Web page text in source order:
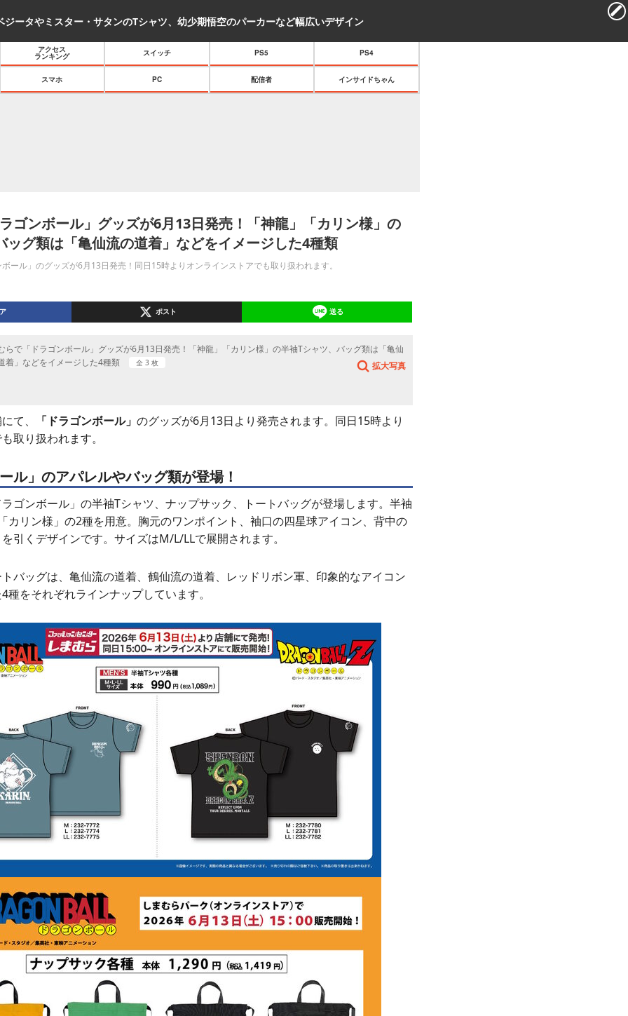
アクセス
ランキング
スイッチ PS5 PS4
スマホ PC 配信者 インサイドちゃん
ゴンボール」グッズが6月13日発売！「神龍」「カリン様」の
ッグ類は「亀仙流の道着」などをイメージした4種類
ール」のグッズが6月13日発売！同日15時よりオンラインストアでも取り扱われます。
ポスト 送る
らで「ドラゴンボール」グッズが6月13日発売！「神龍」「カリン様」の半袖Tシャツ、バッグ類は「亀仙
着」などをイメージした4種類
全 3 枚 拡大写真
て、 「ドラゴンボール」 のグッズが6月13日より発売されます。同日15時より
取り扱われます。
ル」のアパレルやバッグ類が登場！
ゴンボール」の半袖Tシャツ、ナップサック、トートバッグが登場します。半袖
カリン様」の2種を用意。胸元のワンポイント、袖口の四星球アイコン、背中の
引くデザインです。サイズはM/L/LLで展開されます。
バッグは、亀仙流の道着、鶴仙流の道着、レッドリボン軍、印象的なアイコン
種をそれぞれラインナップしています。